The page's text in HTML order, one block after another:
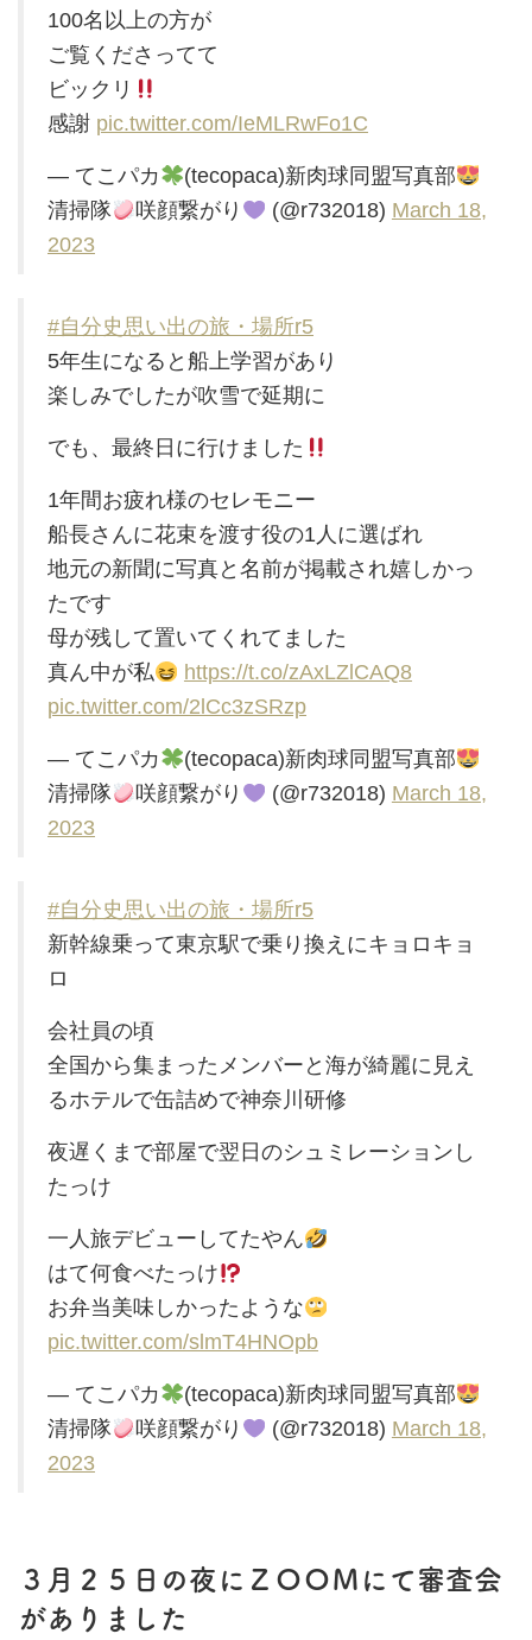
100名以上の方が
ご覧くださってて
ビックリ
感謝 pic.twitter.com/IeMLRwFo1C
— てこパカ
(tecopaca)新肉球同盟写真部
清掃隊
咲顔繋がり (@r732018) March 18,
2023
#自分史思い出の旅・場所r5
5年生になると船上学習があり
楽しみでしたが吹雪で延期に
でも、最終日に行けました
1年間お疲れ様のセレモニー
船長さんに花束を渡す役の1人に選ばれ
地元の新聞に写真と名前が掲載され嬉しかっ
たです
母が残して置いてくれてました
真ん中が私
https://t.co/zAxLZlCAQ8
pic.twitter.com/2lCc3zSRzp
— てこパカ
(tecopaca)新肉球同盟写真部
清掃隊
咲顔繋がり (@r732018) March 18,
2023
#自分史思い出の旅・場所r5
新幹線乗って東京駅で乗り換えにキョロキョ
ロ
会社員の頃
全国から集まったメンバーと海が綺麗に見え
るホテルで缶詰めで神奈川研修
夜遅くまで部屋で翌日のシュミレーションし
たっけ
一人旅デビューしてたやん
はて何食べたっけ
お弁当美味しかったような
pic.twitter.com/slmT4HNOpb
— てこパカ
(tecopaca)新肉球同盟写真部
清掃隊
咲顔繋がり (@r732018) March 18,
2023
３月２５日の夜にＺＯＯＭにて審査会
がありました